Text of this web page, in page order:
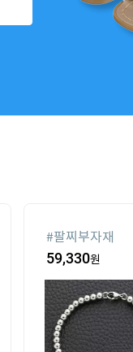
#팔찌부자재
59,330원